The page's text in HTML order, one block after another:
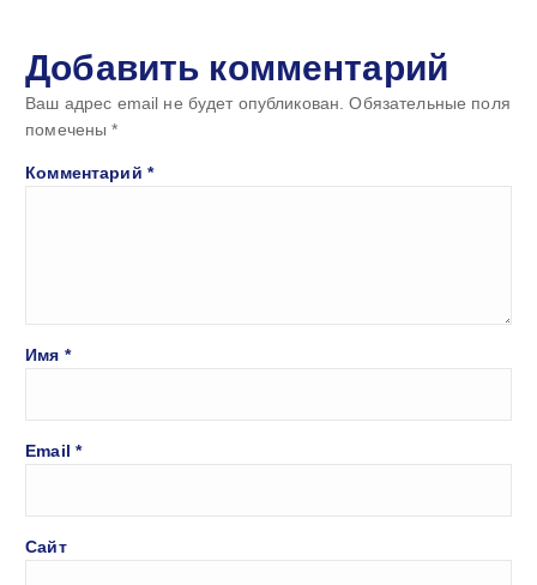
Добавить комментарий
Ваш адрес email не будет опубликован. Обязательные поля
помечены*
Комментарий *
Имя *
Email *
Сайт